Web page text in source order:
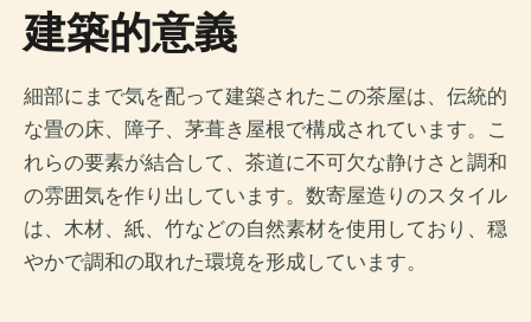
建築的意義
細部にまで気を配って建築されたこの茶屋は、伝統的
な畳の床、障子、茅葺き屋根で構成されています。こ
れらの要素が結合して、茶道に不可欠な静けさと調和
の雰囲気を作り出しています。数寄屋造りのスタイル
は、木材、紙、竹などの自然素材を使用しており、穏
やかで調和の取れた環境を形成しています。